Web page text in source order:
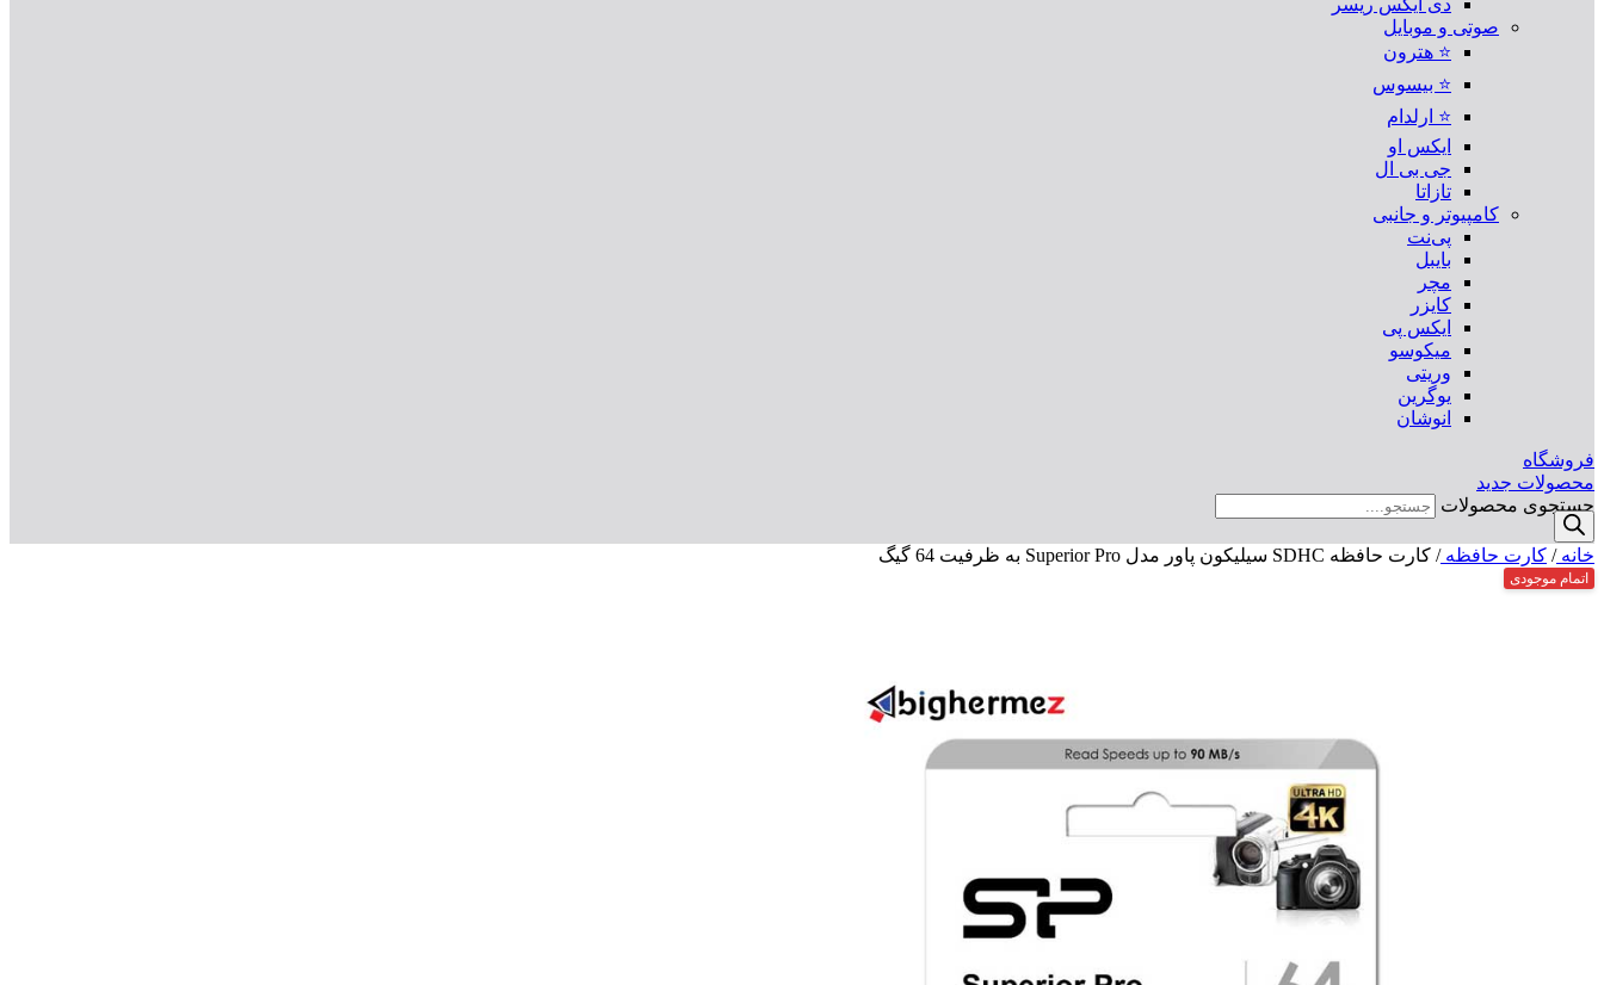
دی ایکس ریسر
صوتی و موبایل
⭐ هترون
⭐ بیسوس
⭐ ارلدام
ایکس او
جی بی ال
تازاتا
کامپیوتر و جانبی
پی‌نت
بایبل
مچر
کایزر
ایکس پی
میکوسو
وریتی
یوگرین
انوشان
فروشگاه
محصولات جدید
جستجوی محصولات
خانه/ کارت حافظه/ کارت حافظه SDHC سیلیکون پاور مدل Superior Pro به ظرفیت 64 گیگ
اتمام موجودی